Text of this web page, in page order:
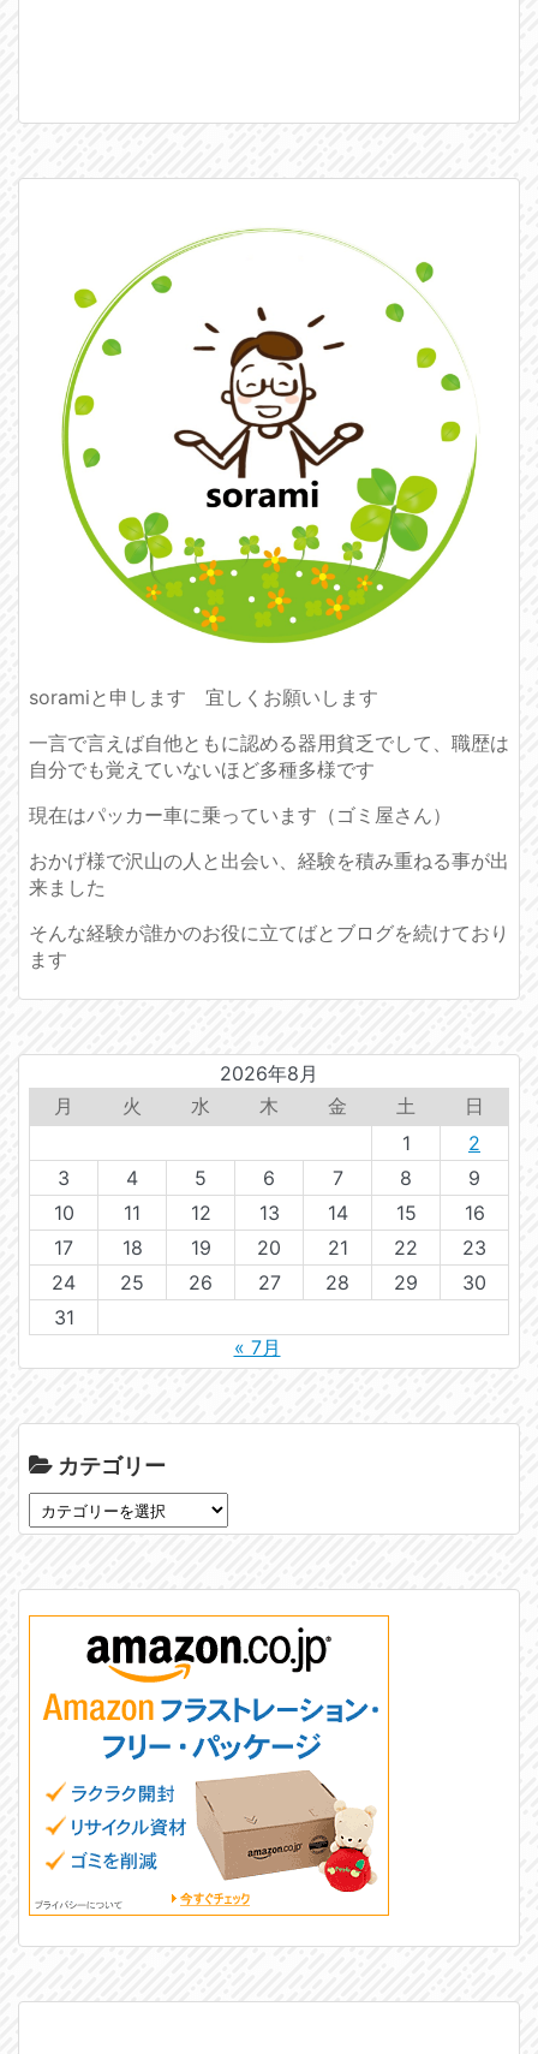
soramiと申します 宜しくお願いします
一言で言えば自他ともに認める器用貧乏でして、職歴は
自分でも覚えていないほど多種多様です
現在はパッカー車に乗っています（ゴミ屋さん）
おかげ様で沢山の人と出会い、経験を積み重ねる事が出
来ました
そんな経験が誰かのお役に立てばとブログを続けており
ます
2026年8月
月
火 水 木 金 土
日
1
2
3
4 5 6 7 8
9
10
11 12 13 14 15
16
17
18 19 20 21 22
23
24
25 26 27 28 29
30
31
« 7月
カテゴリー